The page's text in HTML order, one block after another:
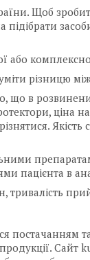
Щоб
або
різницю
в
ціна
пацієнта в
тривалість
постачанням
Сайт